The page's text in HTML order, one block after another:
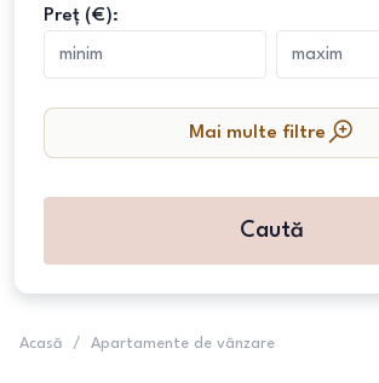
Preț (€):
Mai multe filtre
Caută
Acasă / Apartamente de vânzare